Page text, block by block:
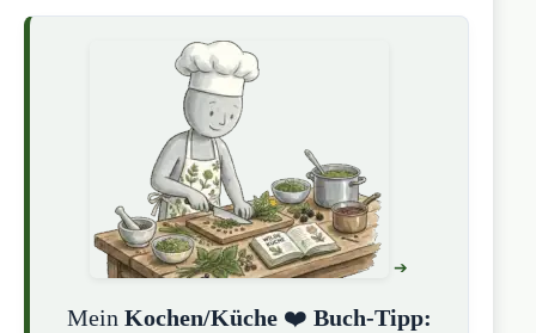
Mein Kochen/Küche❤️ Buch-Tipp: